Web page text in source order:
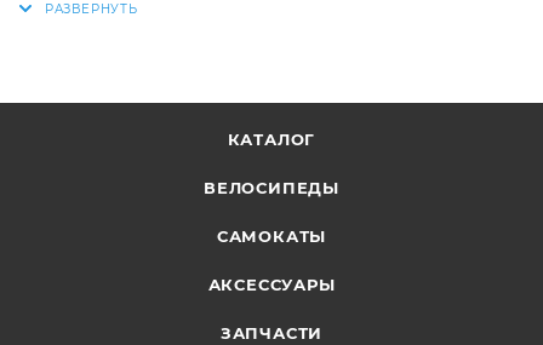
КАТАЛОГ
ВЕЛОСИПЕДЫ
САМОКАТЫ
АКСЕССУАРЫ
ЗАПЧАСТИ